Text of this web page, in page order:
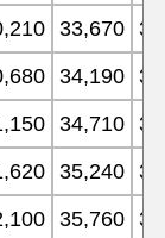
33,670
34,190
34,710
35,240
35,760